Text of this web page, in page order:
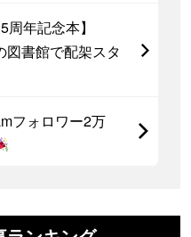
周年記念本】
図書館で配架スタ
フォロワー2万